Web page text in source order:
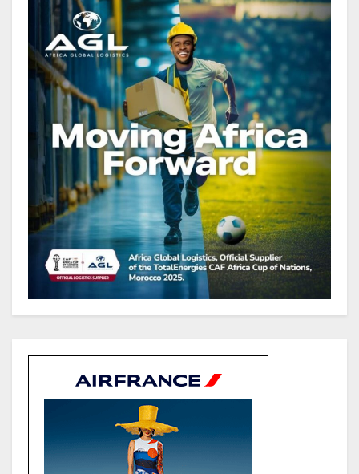
de FCFA, à fin juin 2026,
représentant 44,2 % du PIB
Gabon : Le gouvernement et la BAD
renforcent les capacités des
acteurs du secteur public pour
améliorer la performance des
projets
Gabon : Ismaël Bonkoungou, le
Directeur général en visite
d’inspection des grands chantiers
routiers d’EBOMAF BTP Gabon
dans la Ngounié
Gabon : Les paiements d’intérêts
de la dette absorbent 20 à 30 % des
recettes, tandis que le service
des recettes budgétaires
(Rapport)
Société : Vives polémiques sur
l’identité de Bombé Marcel auprès
de la communauté Babongo